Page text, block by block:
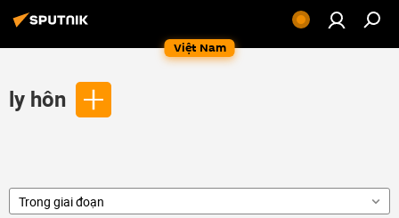
Việt Nam
ly hôn
Trong giai đoạn